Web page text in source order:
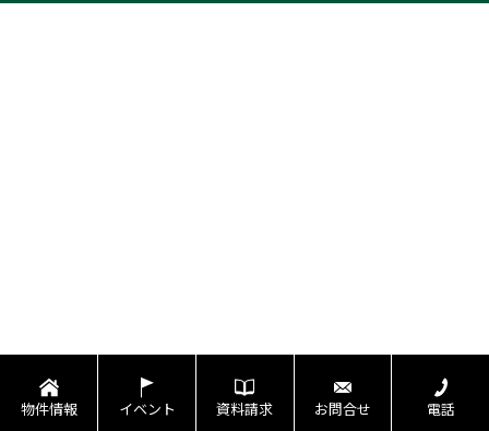
物件情報 イベント 資料請求 お問合せ 電話